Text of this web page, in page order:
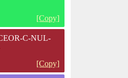
[Copy]
C-NUL-
[Copy]